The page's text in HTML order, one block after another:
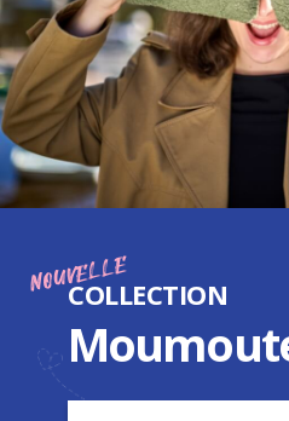
NOUVELLE
COLLECTION